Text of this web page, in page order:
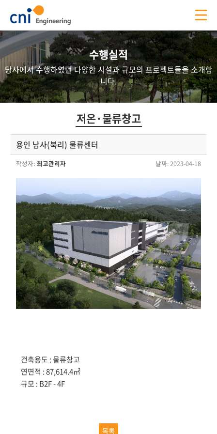
수행실적
당사에서 수행하였던 다양한 시설과 규모의 프로젝트들을 소개합
니다.
저온·물류창고
용인 남사(북리) 물류센터
작성자: 최고관리자 날짜: 2023-04-18
건축용도 : 물류창고
연면적 : 87,614.4㎡
규모 : B2F - 4F
목록